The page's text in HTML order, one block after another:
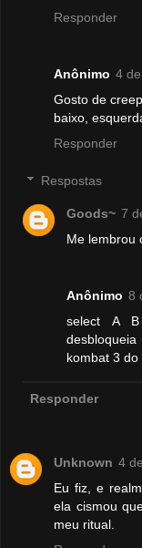
Responder
Anônimo 4
Gosto de
baixo,
Responder
Respostas
Goods~ 7
Me lembrou
Anônimo 8
select A
kombat 3
Responder
Unknown 4
Eu fiz, e
ela cismou
meu ritual.